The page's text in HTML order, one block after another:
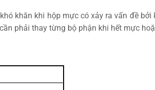
khăn khi hộp mực có xảy ra vấn đề
phải thay từng bộ phận khi hết mực